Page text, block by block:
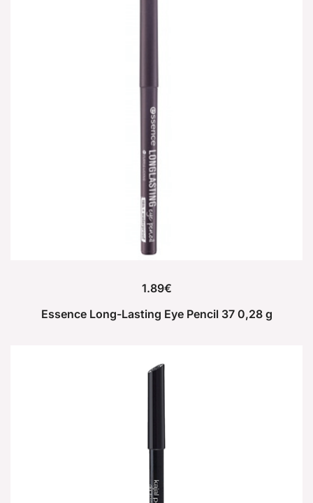
1.89€
Essence Long-Lasting Eye Pencil 37 0,28 g